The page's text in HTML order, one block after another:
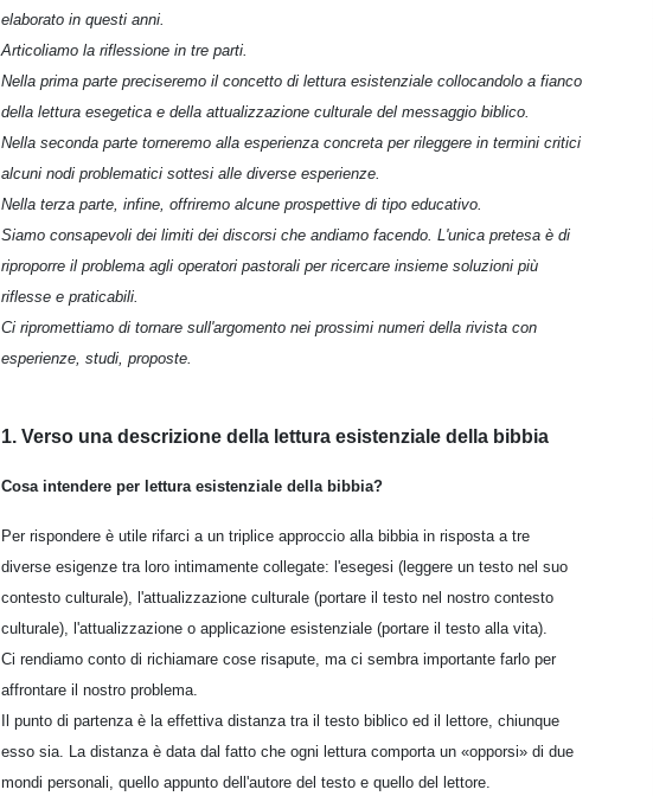
elaborato in questi anni.
Articoliamo la riflessione in tre parti.
Nella prima parte preciseremo il concetto di lettura esistenziale collocandolo a fianco
della lettura esegetica e della attualizzazione culturale del messaggio biblico.
Nella seconda parte torneremo alla esperienza concreta per rileggere in termini critici
alcuni nodi problematici sottesi alle diverse esperienze.
Nella terza parte, infine, offriremo alcune prospettive di tipo educativo.
Siamo consapevoli dei limiti dei discorsi che andiamo facendo. L'unica pretesa è di
riproporre il problema agli operatori pastorali per ricercare insieme soluzioni più
riflesse e praticabili.
Ci ripromettiamo di tornare sull'argomento nei prossimi numeri della rivista con
esperienze, studi, proposte.
1. Verso una descrizione della lettura esistenziale della bibbia
Cosa intendere per lettura esistenziale della bibbia?
Per rispondere è utile rifarci a un triplice approccio alla bibbia in risposta a tre
diverse esigenze tra loro intimamente collegate: l'esegesi (leggere un testo nel suo
contesto culturale), l'attualizzazione culturale (portare il testo nel nostro contesto
culturale), l'attualizzazione o applicazione esistenziale (portare il testo alla vita).
Ci rendiamo conto di richiamare cose risapute, ma ci sembra importante farlo per
affrontare il nostro problema.
Il punto di partenza è la effettiva distanza tra il testo biblico ed il lettore, chiunque
esso sia. La distanza è data dal fatto che ogni lettura comporta un «opporsi» di due
mondi personali, quello appunto dell'autore del testo e quello del lettore.